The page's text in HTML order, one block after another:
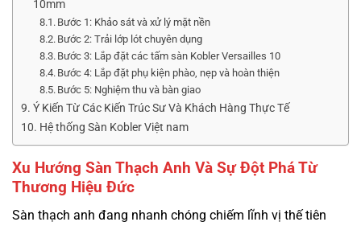
10mm
Bước 1: Khảo sát và xử lý mặt nền
Bước 2: Trải lớp lót chuyên dụng
Bước 3: Lắp đặt các tấm sàn Kobler Versailles 10
Bước 4: Lắp đặt phụ kiện phào, nẹp và hoàn thiện
Bước 5: Nghiệm thu và bàn giao
Ý Kiến Từ Các Kiến Trúc Sư Và Khách Hàng Thực Tế
Hệ thống Sàn Kobler Việt nam
Xu Hướng Sàn Thạch Anh Và Sự Đột Phá Từ
Thương Hiệu Đức
Sàn thạch anh đang nhanh chóng chiếm lĩnh vị thế tiên